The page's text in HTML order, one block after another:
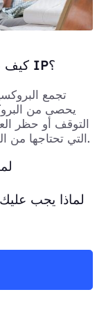
كيف نضمن أنك ستستخدم عناوين IP؟
تجمع
يحصى من
التوقف أو حظر
التي تحتاجها من المواقع التي يدعمها هذا المزود.
لماذا يجب